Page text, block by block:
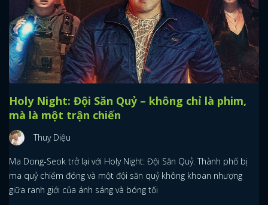
Holy Night: Đội Săn Quỷ – không chỉ là phim,
mà là một trận chiến
Thuỵ Diệu
Ma Dong-Seok trở lại với Holy Night: Đội Săn Quỷ. Thành phố bị
ma quỷ chiếm đóng và một đội săn quỷ không khoan nhượng
giữa ranh giới của ánh sáng và bóng tối